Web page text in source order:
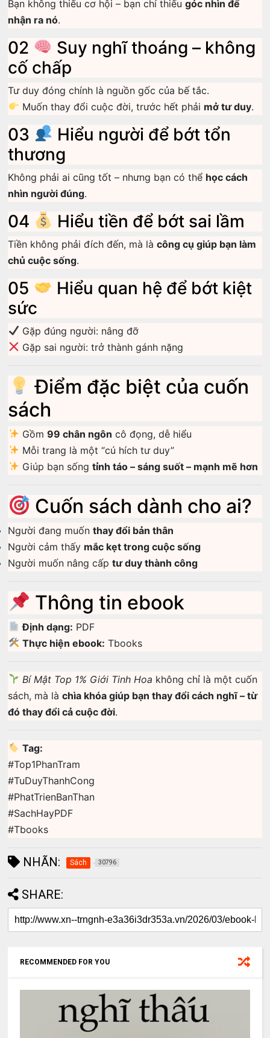
Bạn không thiếu cơ hội – bạn chỉ thiếugóc nhìn để
nhận ra nó.
02
Suy nghĩ thoáng – không
cố chấp
Tư duy đóng chính là nguồn gốc của bế tắc.
Muốn thay đổi cuộc đời, trước hết phải mở tư duy.
03
Hiểu người để bớt tổn
thương
Không phải ai cũng tốt – nhưng bạn có thể học cách
nhìn người đúng.
04 Hiểu tiền để bớt sai lầm
Tiền không phải đích đến, mà làcông cụ giúp bạn làm
chủ cuộc sống.
05
Hiểu quan hệ để bớt kiệt
sức
Gặp đúng người: nâng đỡ
Gặp sai người: trở thành gánh nặng
Điểm đặc biệt của cuốn
sách
Gồm 99 chân ngôn cô đọng, dễ hiểu
Mỗi trang là một “cú hích tư duy”
Giúp bạn sống tỉnh táo – sáng suốt – mạnh mẽ hơn
Cuốn sách dành cho ai?
Người đang muốnthay đổi bản thân
Người cảm thấy mắc kẹt trong cuộc sống
Người muốn nâng cấptư duy thành công
Thông tin ebook
Định dạng: PDF
Thực hiện ebook: Tbooks
Bí Mật Top 1% Giới Tinh Hoa không chỉ là một cuốn
sách, mà làchìa khóa giúp bạn thay đổi cách nghĩ – từ
đó thay đổi cả cuộc đời.
Tag:
#Top1PhanTram
#TuDuyThanhCong
#PhatTrienBanThan
#SachHayPDF
#Tbooks
NHÃN: Sách 30796
SHARE:
RECOMMENDED FOR YOU